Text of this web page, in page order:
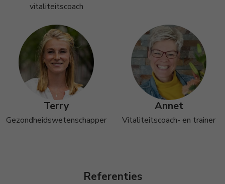
vitaliteitscoach
Terry
Gezondheidswetenschapper
Annet
Vitaliteitscoach- en trainer
Referenties